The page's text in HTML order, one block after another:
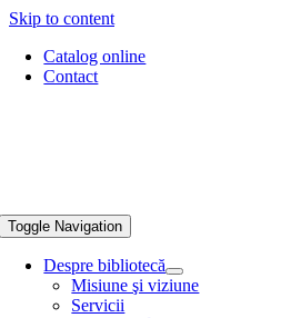
Skip to content
Catalog online
Contact
Toggle Navigation
Despre bibliotecă
Misiune şi viziune
Servicii